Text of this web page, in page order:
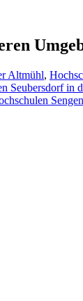
Altmühl,
Seubersdorf in